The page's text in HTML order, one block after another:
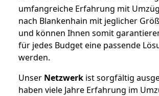
umfangreiche Erfahrung mit
nach Blankenhain mit jeglicher
und können Ihnen somit
für jedes Budget eine passende
werden.
Unser Netzwerk ist sorgfältig
haben viele Jahre Erfahrung im